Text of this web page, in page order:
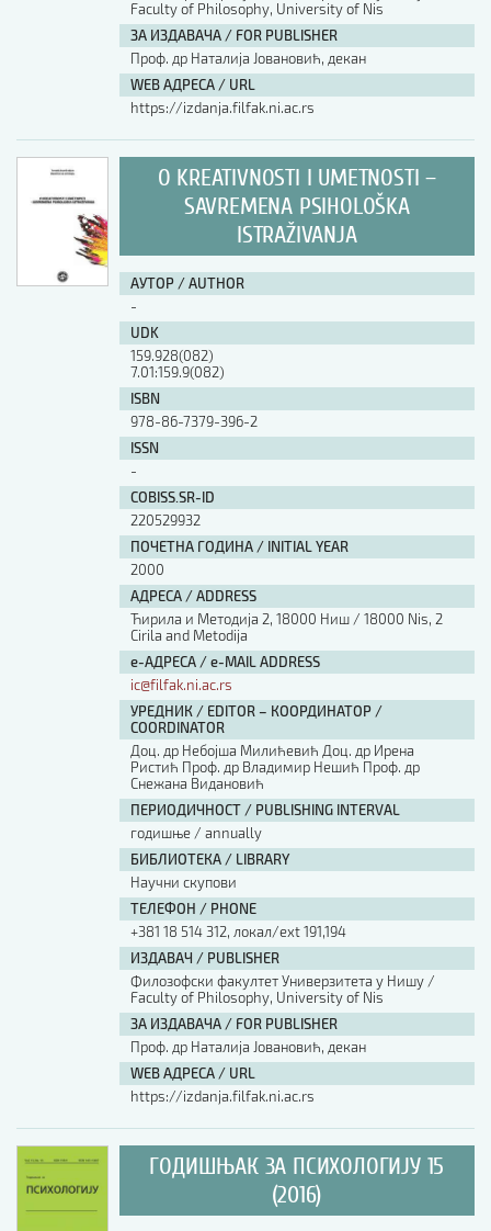
Faculty of Philosophy, University of Nis
ЗА ИЗДАВАЧА / FOR PUBLISHER
Проф. др Наталија Јовановић, декан
WEB АДРЕСА / URL
https://izdanja.filfak.ni.ac.rs
O KREATIVNOSTI I UMETNOSTI –
SAVREMENA PSIHOLOŠKA
ISTRAŽIVANJA
АУТОР / AUTHOR
-
UDK
159.928(082)
7.01:159.9(082)
ISBN
978-86-7379-396-2
ISSN
-
COBISS.SR-ID
220529932
ПОЧЕТНА ГОДИНА / INITIAL YEAR
2000
АДРЕСА / ADDRESS
Ћирила и Методија 2, 18000 Ниш / 18000 Nis, 2
Cirila and Metodija
е-АДРЕСА / e-MAIL ADDRESS
ic@filfak.ni.ac.rs
УРЕДНИК / EDITOR – КООРДИНАТОР /
COORDINATOR
Доц. др Небојша Милићевић Доц. др Ирена
Ристић Проф. др Владимир Нешић Проф. др
Снежана Видановић
ПЕРИОДИЧНОСТ / PUBLISHING INTERVAL
годишње / annually
БИБЛИОТЕКА / LIBRARY
Научни скупови
ТЕЛЕФОН / PHONE
+381 18 514 312, локал/ext 191,194
ИЗДАВАЧ / PUBLISHER
Филозофски факултет Универзитета у Нишу /
Faculty of Philosophy, University of Nis
ЗА ИЗДАВАЧА / FOR PUBLISHER
Проф. др Наталија Јовановић, декан
WEB АДРЕСА / URL
https://izdanja.filfak.ni.ac.rs
ГОДИШЊАК ЗА ПСИХОЛОГИЈУ 15
(2016)